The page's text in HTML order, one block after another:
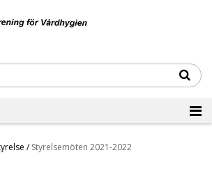
/ Styrelsemöten 2021-2022